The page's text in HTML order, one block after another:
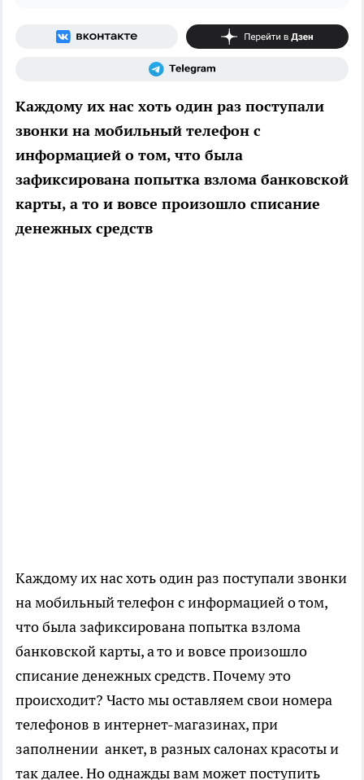
Каждому их нас хоть один раз поступали
звонки на мобильный телефон с
информацией о том, что была
зафиксирована попытка взлома банковской
карты, а то и вовсе произошло списание
денежных средств
Каждому их нас хоть один раз поступали звонки
на мобильный телефон с информацией о том,
что была зафиксирована попытка взлома
банковской карты, а то и вовсе произошло
списание денежных средств. Почему это
происходит? Часто мы оставляем свои номера
телефонов в интернет-магазинах, при
заполнении анкет, в разных салонах красоты и
так далее. Но однажды вам может поступить